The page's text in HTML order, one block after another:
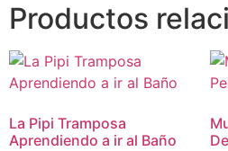
Productos
La Pipi Tramposa
Aprendiendo a ir al Baño